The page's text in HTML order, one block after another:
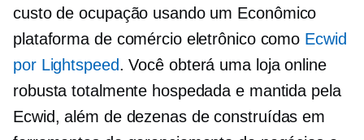
custo de ocupação usando um Econômico
plataforma de comércio eletrônico como Ecwid
por Lightspeed. Você obterá uma loja online
robusta totalmente hospedada e mantida pela
Ecwid, além de dezenas deconstruídas em